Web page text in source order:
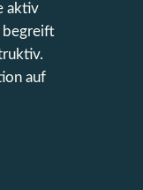
aktiv
auf